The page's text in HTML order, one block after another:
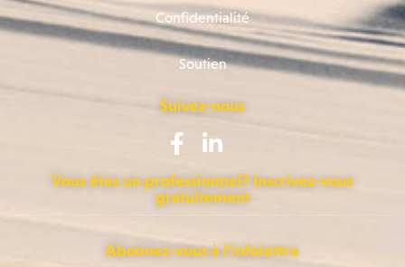
Confidentialité
Soutien
Suivez-nous
Vous êtes un professionnel? Inscrivez-vous
gratuitement
Abonnez-vous à l'infolettre